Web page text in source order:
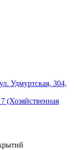
Удмуртская, 304,
(Хозяйственная